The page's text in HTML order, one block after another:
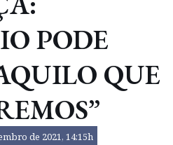
PODE
QUE
de 2021, 14:15h